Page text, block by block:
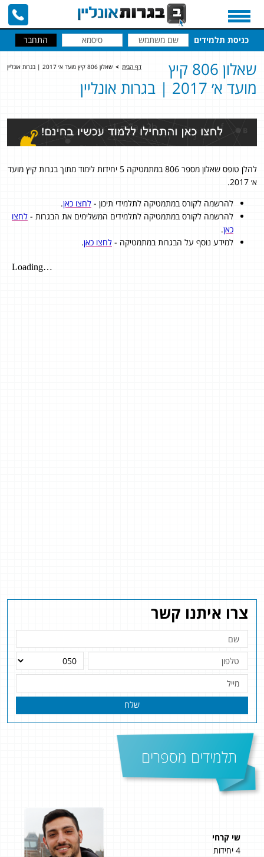
כניסת תלמידים
צרו איתנו קשר
שלח
תלמידים מספרים
שי קרחי
4 יחידות
דף הבית > שאלון 806 קיץ מועד א׳ 2017 | בגרות אונליין
שאלון 806 קיץ
מועד א׳ 2017 | בגרות אונליין
להלן טופס שאלון מספר 806 במתמטיקה 5 יחידות לימוד מתוך בגרות קיץ מועד
א׳ 2017.
להרשמה לקורס במתמטיקה לתלמידי תיכון - לחצו כאן.
להרשמה לקורס במתמטיקה לתלמידים המשלימים את הבגרות - לחצו
כאן.
למידע נוסף על הבגרות במתמטיקה - לחצו כאן.